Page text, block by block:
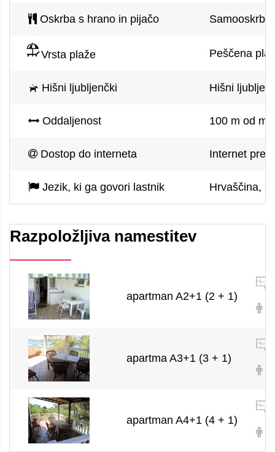
Oskrba s hrano in pijačo Samooskrba
Vrsta plaže Peščena
Hišni ljubljenčki Hišni
Oddaljenost 100 m od
Dostop do interneta Internet
Jezik, ki ga govori lastnik Hrvaščina,
Razpoložljiva namestitev
apartman A2+1 (2 + 1)
2
apartma A3+1 (3 + 1)
3
apartman A4+1 (4 + 1)
4